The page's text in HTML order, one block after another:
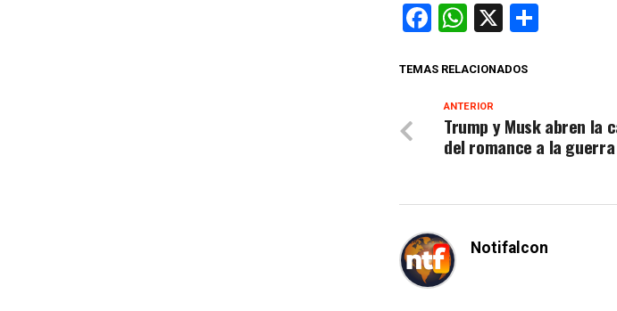
Facebook
WhatsApp
X
TEMAS RELACIONADOS
ANTERIOR
Trump y Musk abren la
del romance a la guerra
Notifalcon